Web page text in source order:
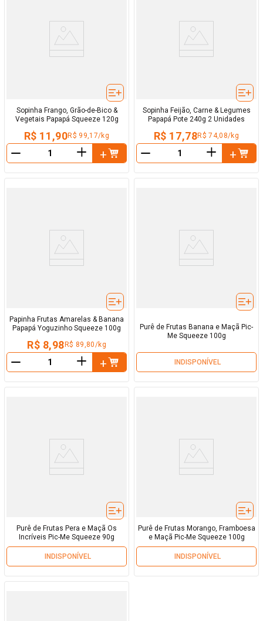
Sopinha Frango, Grão-de-Bico &
Vegetais Papapá Squeeze 120g
R$ 11,90R$ 99,17/kg
＋
Sopinha Feijão, Carne & Legumes
Papapá Pote 240g 2 Unidades
R$ 17,78R$ 74,08/kg
＋
Papinha Frutas Amarelas & Banana
Papapá Yoguzinho Squeeze 100g
R$ 8,98 R$ 89,80/kg
＋
Purê de Frutas Banana e Maçã Pic-
Me Squeeze 100g
INDISPONÍVEL
Purê de Frutas Pera e Maçã Os
Incríveis Pic-Me Squeeze 90g
INDISPONÍVEL
Purê de Frutas Morango, Framboesa
e Maçã Pic-Me Squeeze 100g
INDISPONÍVEL